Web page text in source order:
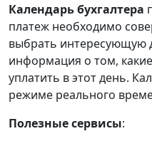
Календарьбухгалтера
платеж необходимо
выбрать интересующую
информация о том,
уплатить в этот день.
режиме реального
Полезные сервисы: